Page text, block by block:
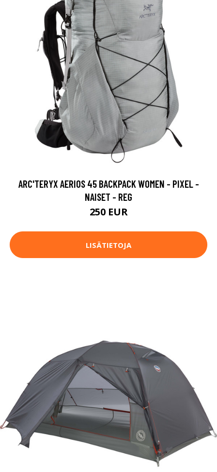
ARC'TERYX AERIOS 45 BACKPACK WOMEN - PIXEL -
NAISET - REG
250 EUR
LISÄTIETOJA